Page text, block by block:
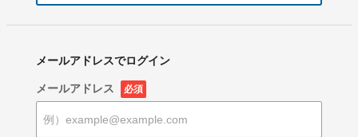
メールアドレスでログイン
メールアドレス 必須